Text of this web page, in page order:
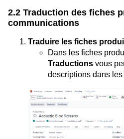
2.2 Traduction des fiches
communications
Traduire les fiches
Dans les fiches
Traductions vous
descriptions dans